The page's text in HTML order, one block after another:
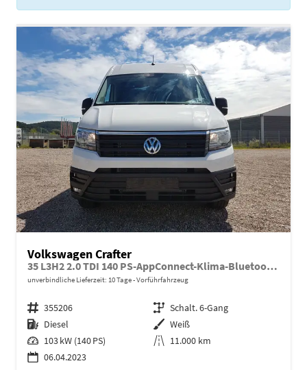
Volkswagen Crafter
35 L3H2 2.0 TDI 140 PS-AppConnect-Klima-Bluetooth-Kamera-Regalausbau-Sofort
unverbindliche Lieferzeit: 10 Tage Vorführfahrzeug
Fahrzeugnr. 355206 Getriebe Schalt. 6-Gang
Kraftstoff Diesel Außenfarbe Weiß
Leistung 103 kW (140 PS) Kilometerstand 11.000 km
06.04.2023